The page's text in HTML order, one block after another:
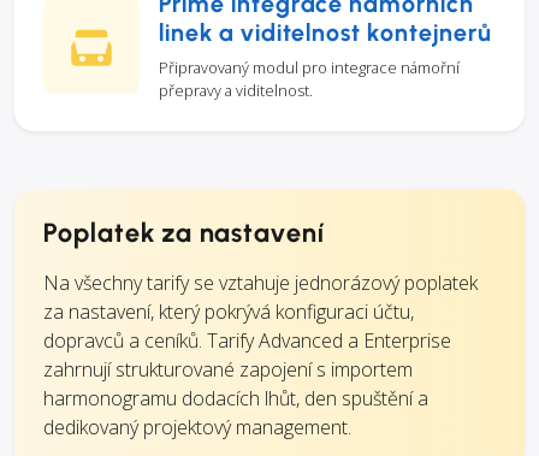
linek a viditelnost kontejnerů
Připravovaný modul pro integrace námořní
přepravy a viditelnost.
Poplatek za nastavení
Na všechny tarify se vztahuje jednorázový poplatek
za nastavení, který pokrývá konfiguraci účtu,
dopravců a ceníků. Tarify Advanced a Enterprise
zahrnují strukturované zapojení s importem
harmonogramu dodacích lhůt, den spuštění a
dedikovaný projektový management.